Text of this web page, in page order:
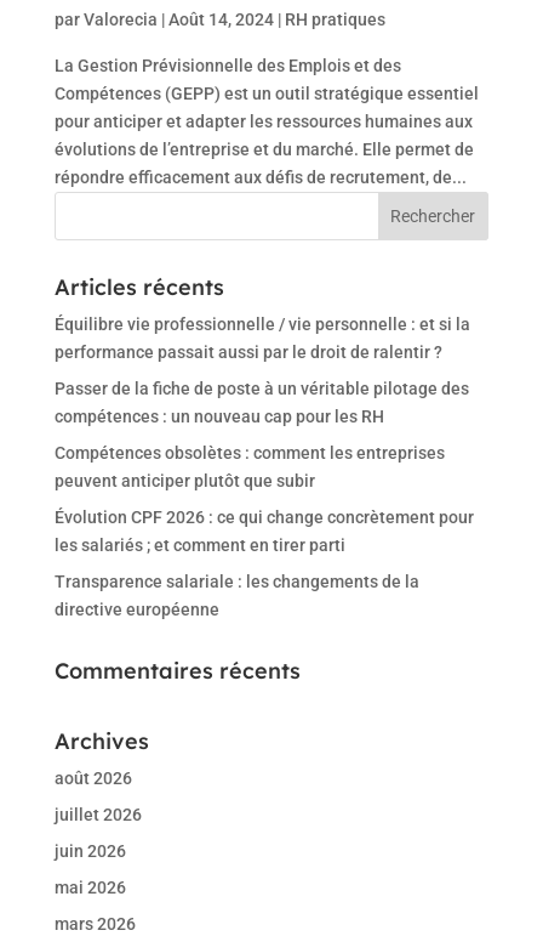
parValorecia |Août 14, 2024| RH pratiques
La Gestion Prévisionnelle des Emplois et des
Compétences (GEPP) est un outil stratégique essentiel
pour anticiper et adapter les ressources humaines aux
évolutions de l’entreprise et du marché. Elle permet de
répondre efficacement aux défis de recrutement, de...
Articles récents
Équilibre vie professionnelle / vie personnelle : et si la
performance passait aussi par le droit de ralentir ?
Passer de la fiche de poste à un véritable pilotage des
compétences : un nouveau cap pour les RH
Compétences obsolètes : comment les entreprises
peuvent anticiper plutôt que subir
Évolution CPF 2026 : ce qui change concrètement pour
les salariés ; et comment en tirer parti
Transparence salariale : les changements de la
directive européenne
Commentaires récents
Archives
août 2026
juillet 2026
juin 2026
mai 2026
mars 2026